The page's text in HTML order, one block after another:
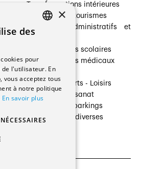
Transformations intérieures
Hôtelleries et tourismes
Bâtiments administratifs et
Établissements scolaires
Établissements médicaux
Villas
Cultures - Sports - Loisirs
Industrie - Artisanat
Transports et parkings
Constructions diverses
×
des
pour
l'utilisateur. En
vous acceptez tous
à notre politique
En savoir plus